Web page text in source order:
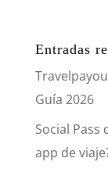
Entradas
Guía 2026
Social Pass
app de